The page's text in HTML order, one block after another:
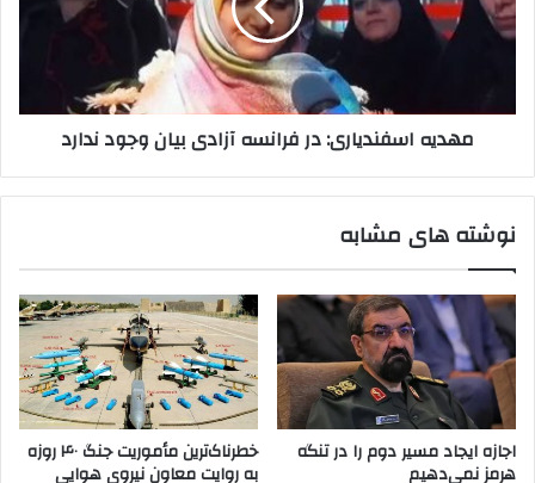
آزادی
بیان
مهدیه اسفندیاری: در فرانسه آزادی بیان وجود ندارد
نوشته های مشابه
اجازه ایجاد مسیر دوم را در تنگه
هرمز نمی‌دهیم
خطرناک‌ترین مأموریت جنگ ۴۰ روزه
به روایت معاون نیروی هوایی